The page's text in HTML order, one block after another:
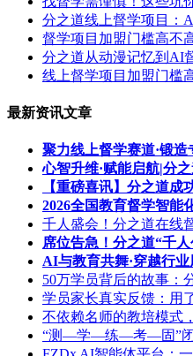
分之道线上督学项目：
督学项目加盟门槛高不
分之道从动漫记忆到AI
线上督学项目加盟门槛
最新资讯文章
聚力线上督学赛道·锻
心智升维·赋能启航|分
【重磅喜讯】分之道成
2026全国教育督学智能
千人盛会！分之道在线
席位告急！分之道“千
AI与教育共舞·穿越行
50万学员背后的故事：
学员家长真实反馈：用
不依赖名师的教培模式
“测—学—练—考—固”闭